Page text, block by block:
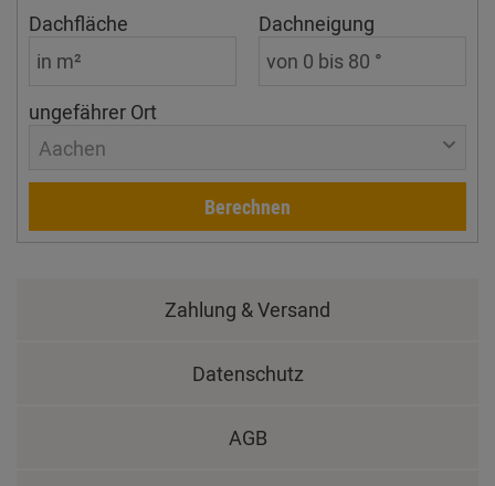
Dachfläche Dachneigung
ungefährer Ort
Aachen
Berechnen
Zahlung & Versand
Datenschutz
AGB